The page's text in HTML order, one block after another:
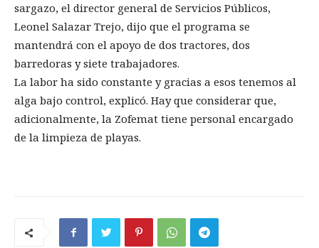
sargazo, el director general de Servicios Públicos,
Leonel Salazar Trejo, dijo que el programa se
mantendrá con el apoyo de dos tractores, dos
barredoras y siete trabajadores.
La labor ha sido constante y gracias a esos tenemos al
alga bajo control, explicó. Hay que considerar que,
adicionalmente, la Zofemat tiene personal encargado
de la limpieza de playas.